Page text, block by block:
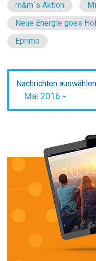
m&m´s Aktion
Neue Energie goes
Eprimo
Nachrichten auswählen
Mai 2016